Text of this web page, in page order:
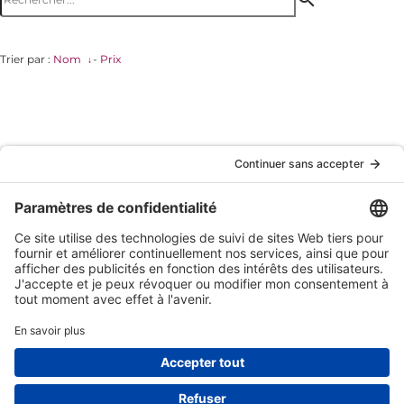
Trier par : Nom - Prix